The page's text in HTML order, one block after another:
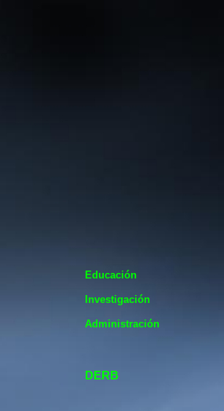
Educación
Investigación
Administración
DERB